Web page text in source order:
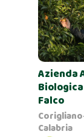
Azienda
Falco
Calabria